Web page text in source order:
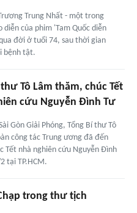
Trung Nhất - một trong
diễn của phim 'Tam Quốc diễn
đời ở tuổi 74, sau thời gian
bệnh tật.
Tô Lâm thăm, chúc Tết
cứu Nguyễn Đình Tư
Gòn Giải Phóng, Tổng Bí thư Tô
công tác Trung ương đã đến
Tết nhà nghiên cứu Nguyễn Đình
tại TP.HCM.
trong thư tịch